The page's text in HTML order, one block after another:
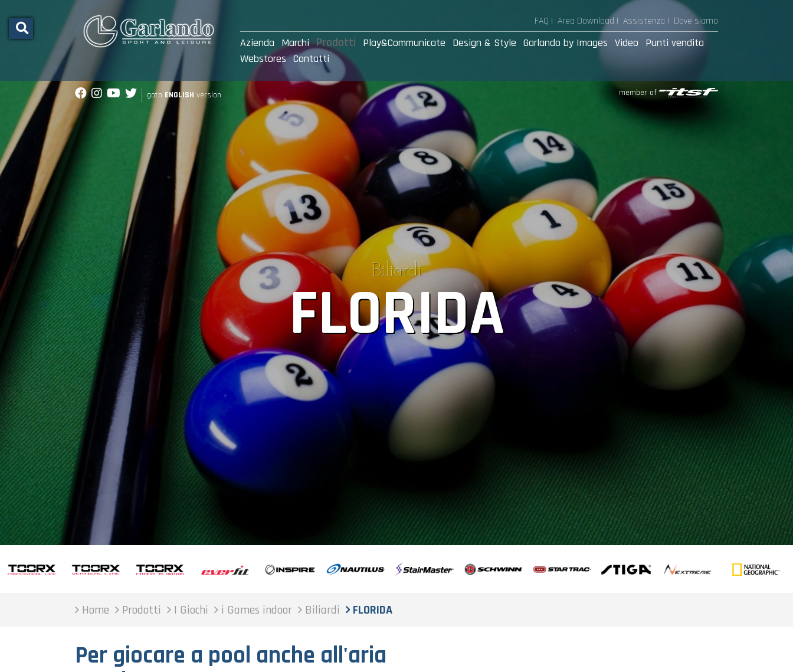
FAQ | Area Download | Assistenza | Dove siamo
Azienda Marchi Prodotti Play&Communicate Design & Style Garlando by Images Video
Punti vendita
Webstores Contatti
goto ENGLISH version member of
Biliardi
FLORIDA
Home Prodotti I Giochi i Games indoor Biliardi FLORIDA
Per giocare a pool anche all'aria